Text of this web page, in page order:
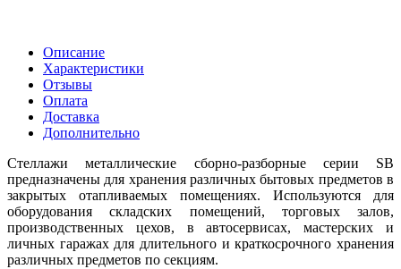
Описание
Характеристики
Отзывы
Оплата
Доставка
Дополнительно
Стеллажи металлические сборно-разборные серии SB
предназначены для хранения различных бытовых предметов в
закрытых отапливаемых помещениях. Используются для
оборудования складских помещений, торговых залов,
производственных цехов, в автосервисах, мастерских и
личных гаражах для длительного и краткосрочного хранения
различных предметов по секциям.